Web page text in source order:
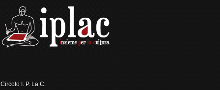
Circolo I. P. La C.